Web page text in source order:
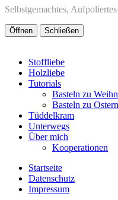
Selbstgemachtes,
Öffnen Schließen
Stoffliebe
Holzliebe
Tutorials
Basteln zu
Basteln zu Ostern
Tüddelkram
Unterwegs
Über mich
Kooperationen
Startseite
Datenschutz
Impressum